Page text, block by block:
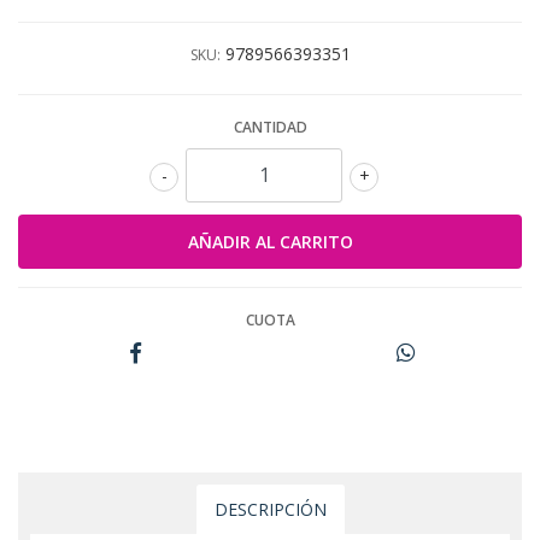
SKU: 9789566393351
CANTIDAD
+
-
CUOTA
DESCRIPCIÓN